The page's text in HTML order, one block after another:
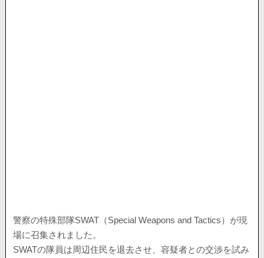
警察の特殊部隊SWAT（Special Weapons and Tactics）が現
場に召集されました。
SWATの隊員は周辺住民を退去させ、容疑者との交渉を試み